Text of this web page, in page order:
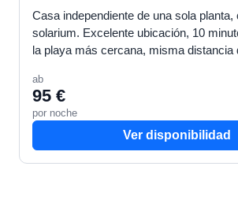
Casa independiente de una sola planta,
solarium. Excelente ubicación, 10 minutos andando de
la playa más cercana, misma distancia
dormitorios dobl…
ab
95 €
por noche
Ver disponibilidad